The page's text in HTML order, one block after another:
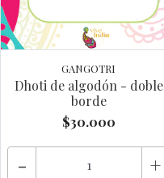
GANGOTRI
Dhoti de algodón - doble
borde
$30.000
- +